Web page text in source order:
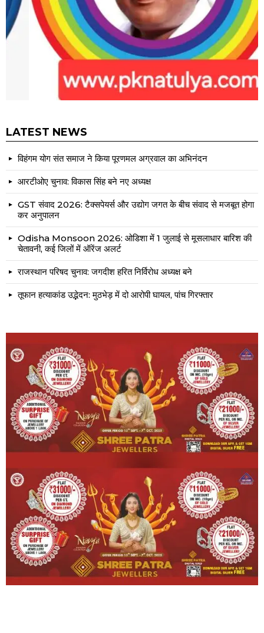
LATEST NEWS
विहंगम योग संत समाज ने किया पूरणमल अग्रवाल का अभिनंदन
आरटीओए चुनाव: विकास सिंह बने नए अध्यक्ष
GST संवाद 2026: टैक्सपेयर्स और उद्योग जगत के बीच संवाद से मजबूत होगा
कर अनुपालन
Odisha Monsoon 2026: ओडिशा में 1 जुलाई से मूसलाधार बारिश की
चेतावनी, कई जिलों में ऑरेंज अलर्ट
राजस्थान परिषद चुनाव: जगदीश हरित निर्विरोध अध्यक्ष बने
तूफान हत्याकांड उद्भेदन: मुठभेड़ में दो आरोपी घायल, पांच गिरफ्तार